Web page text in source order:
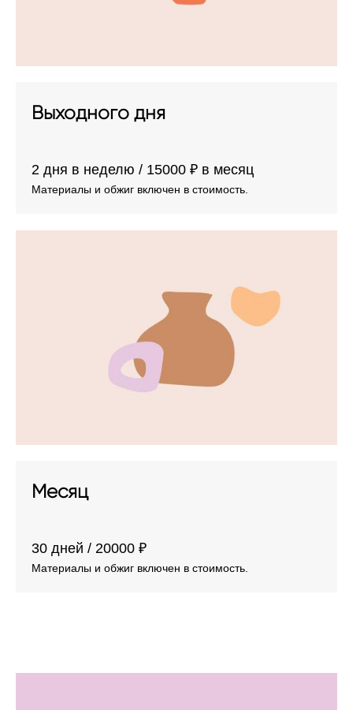
Выходного дня
2 дня в неделю / 15000 ₽ в месяц
Материалы и обжиг включен в стоимость.
Месяц
30 дней / 20000 ₽
Материалы и обжиг включен в стоимость.